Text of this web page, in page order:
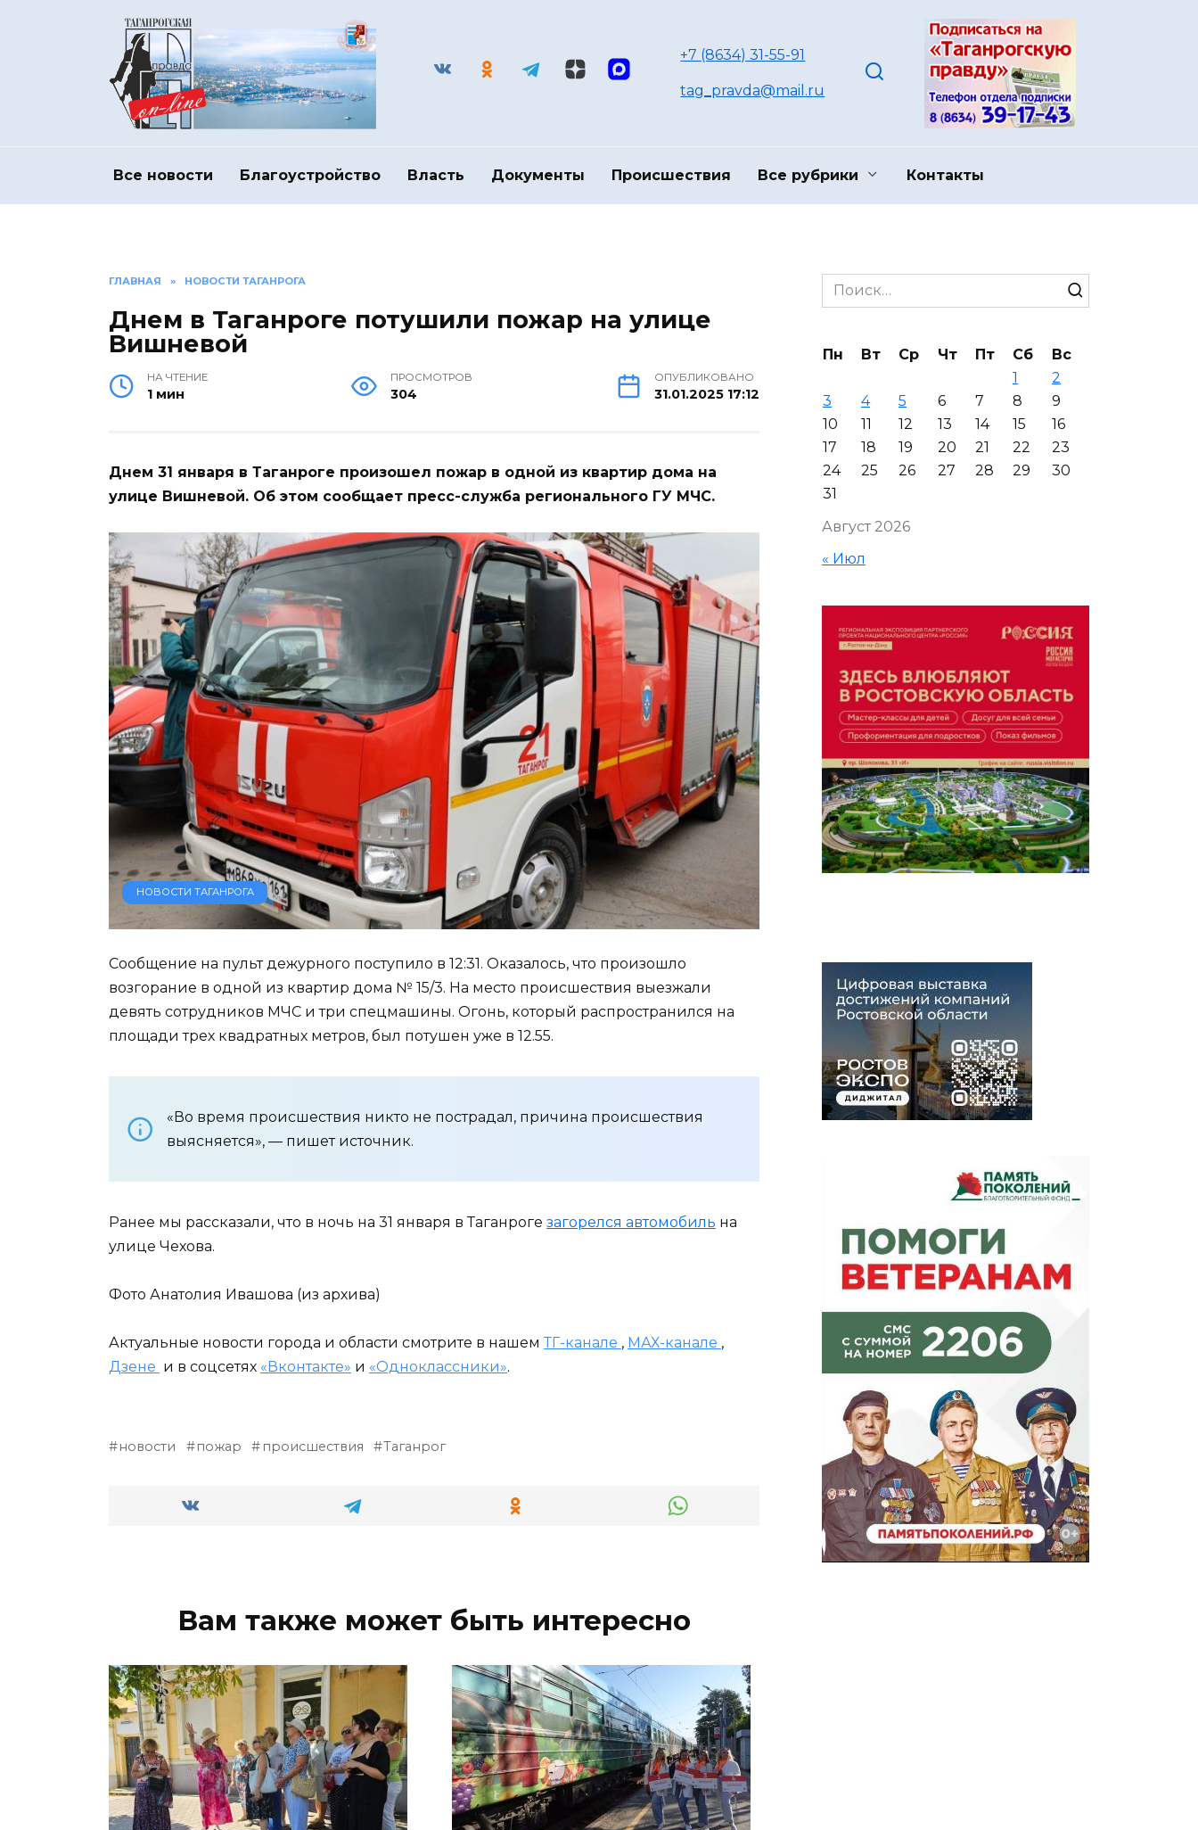
+7 (8634) 31-55-91
tag_pravda@mail.ru
Все новости Благоустройство Власть Документы Происшествия Все рубрики Контакты
ГЛАВНАЯ » НОВОСТИ ТАГАНРОГА
Днем в Таганроге потушили пожар на улице
Вишневой
НА ЧТЕНИЕ
1 мин
ПРОСМОТРОВ
304
ОПУБЛИКОВАНО
31.01.2025 17:12
Днем 31 января в Таганроге произошел пожар в одной из квартир дома на
улице Вишневой. Об этом сообщает пресс-служба регионального ГУ МЧС.
НОВОСТИ ТАГАНРОГА
Сообщение на пульт дежурного поступило в 12:31. Оказалось, что произошло
возгорание в одной из квартир дома № 15/3. На место происшествия выезжали
девять сотрудников МЧС и три спецмашины. Огонь, который распространился на
площади трех квадратных метров, был потушен уже в 12.55.
«Во время происшествия никто не пострадал, причина происшествия
выясняется», — пишет источник.
Ранее мы рассказали, что в ночь на 31 января в Таганроге загорелся автомобиль на
улице Чехова.
Фото Анатолия Ивашова (из архива)
Актуальные новости города и области смотрите в нашем ТГ-канале , МАХ-канале ,
Дзене и в соцсетях «Вконтакте» и «Одноклассники».
новости пожар происшествия Таганрог
Вам также может быть интересно
Search
for:
Август 2026
Пн Вт Ср Чт Пт Сб
Вс
1
2
3
4 5 6 7 8
9
10
11 12 13 14 15
16
17
18 19 20 21 22
23
24
25 26 27 28 29
30
31
« Июл